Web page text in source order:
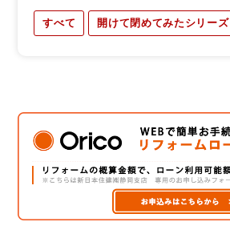
すべて 開けて閉めてみたシリーズ